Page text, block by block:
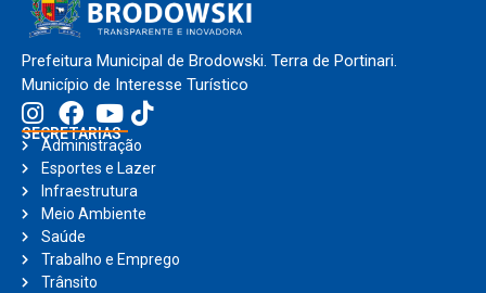
Prefeitura Municipal de Brodowski. Terra de Portinari.
Município de Interesse Turístico
SECRETARIAS
Administração
Esportes e Lazer
Infraestrutura
Meio Ambiente
Saúde
Trabalho e Emprego
Trânsito